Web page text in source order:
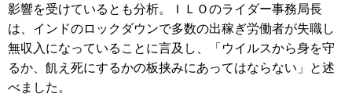
影響を受けているとも分析。ＩＬＯのライダー事務局長
は、インドのロックダウンで多数の出稼ぎ労働者が失職し
無収入になっていることに言及し、「ウイルスから身を守
るか、飢え死にするかの板挟みにあってはならない」と述
べました。